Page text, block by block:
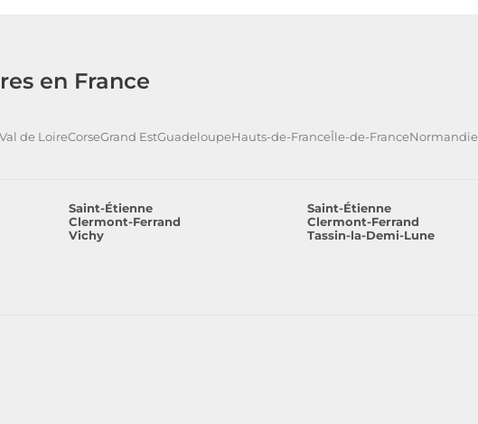
en France
de LoireCorseGrand EstGuadeloupeHauts-de-FranceÎle-de-FranceNormandie
Saint-Étienne Saint-Étienne
Clermont-Ferrand Clermont-Ferrand
Vichy Tassin-la-Demi-Lune